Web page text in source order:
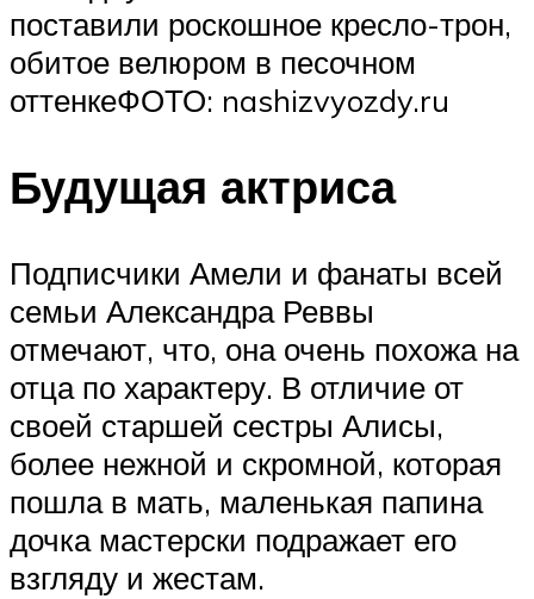
поставили роскошное кресло-трон,
обитое велюром в песочном
оттенкеФОТО: nashizvyozdy.ru
Будущая актриса
Подписчики Амели и фанаты всей
семьи Александра Реввы
отмечают, что, она очень похожа на
отца по характеру. В отличие от
своей старшей сестры Алисы,
более нежной и скромной, которая
пошла в мать, маленькая папина
дочка мастерски подражает его
взгляду и жестам.